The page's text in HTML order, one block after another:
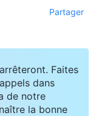
Partager
Faites
dans
de notre
la bonne